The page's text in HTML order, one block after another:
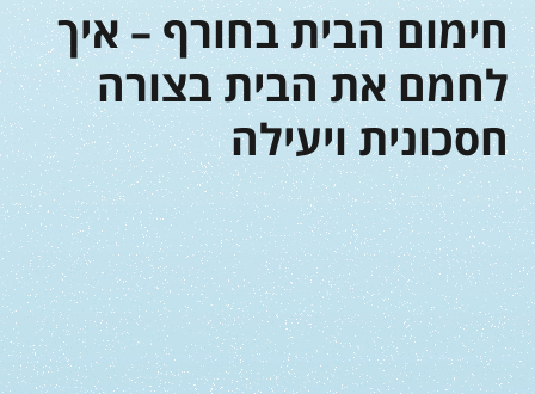
חימום הבית בחורף – איך
לחמם את הבית בצורה
חסכונית ויעילה